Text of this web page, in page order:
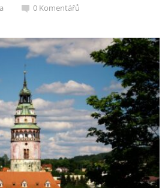
0 Komentářů